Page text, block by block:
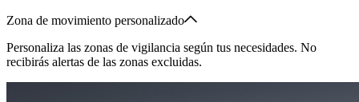
Zona de movimiento personalizado
Personaliza las zonas de vigilancia según tus necesidades. No
recibirás alertas de las zonas excluidas.